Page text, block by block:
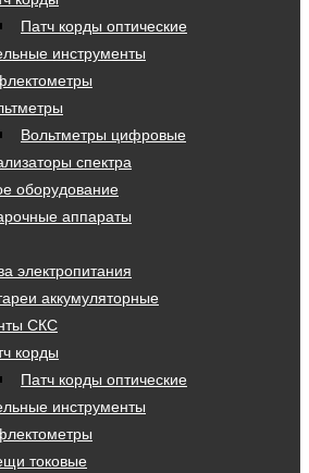
Патч корды оптические
инструменты
Вольтметры цифровые
спектра
оборудование
аппараты
электропитания
аккумуляторные
СКС
корды
Патч корды оптические
инструменты
токовые